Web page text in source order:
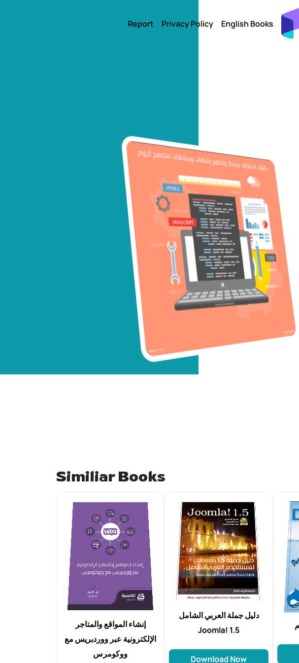
Report Privacy Policy English Books
Similiar Books
إنشاء المواقع والمتاجر
الإلكترونية عبر ووردبريس مع
ووكومرس
دليل جملة العربي الشامل
Joomla! 1.5
Download Now